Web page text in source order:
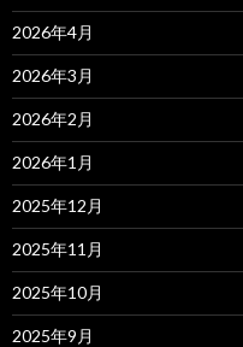
2026年4月
2026年3月
2026年2月
2026年1月
2025年12月
2025年11月
2025年10月
2025年9月